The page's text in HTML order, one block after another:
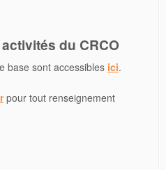
du CRCO
base sont accessibles ici.
pour tout renseignement